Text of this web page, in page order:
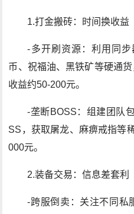
1.打金搬砖：时间换收益
-多开刷资源：利用同
币、祝福油、黑铁矿等硬通
收益约50-200元。
-垄断BOSS：组建团队
SS，获取屠龙、麻痹戒指等
000元。
2.装备交易：信息差套利
-跨服倒卖：关注不同私